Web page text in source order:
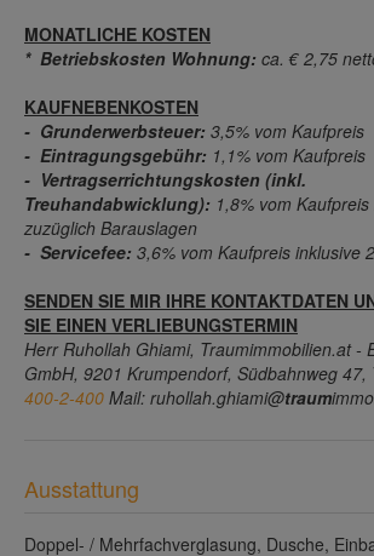
MONATLICHE KOSTEN
* Betriebskosten Wohnung: ca. € 2,75
KAUFNEBENKOSTEN
- Grunderwerbsteuer: 3,5% vom Kaufpreis
- Eintragungsgebühr: 1,1% vom Kaufpreis
- Vertragserrichtungskosten (inkl.
Treuhandabwicklung): 1,8% vom
zuzüglich Barauslagen
- Servicefee: 3,6% vom Kaufpreis inklusive
SENDEN SIE MIR IHRE KONTAKTDATEN
SIE EINEN VERLIEBUNGSTERMIN
Herr Ruhollah Ghiami, Traumimmobilien.at -
GmbH, 9201 Krumpendorf, Südbahnweg 47,
400-2-400 Mail: ruhollah.ghiami@traum
Ausstattung
Doppel- / Mehrfachverglasung Dusche